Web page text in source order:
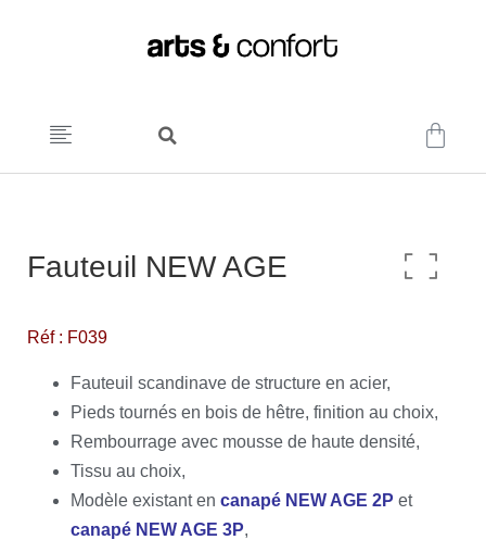
Fauteuil NEW AGE
Réf : F039
Fauteuil scandinave de structure en acier,
Pieds tournés en bois de hêtre, finition au choix,
Rembourrage avec mousse de haute densité,
Tissu au choix,
Modèle existant en canapé NEW AGE 2P et
canapé NEW AGE 3P,